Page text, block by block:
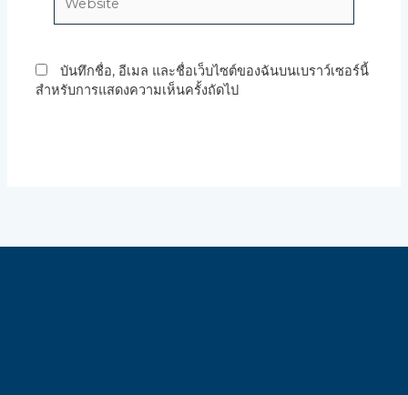
บันทึกชื่อ, อีเมล และชื่อเว็บไซต์ของฉันบนเบราว์เซอร์นี้
สำหรับการแสดงความเห็นครั้งถัดไป